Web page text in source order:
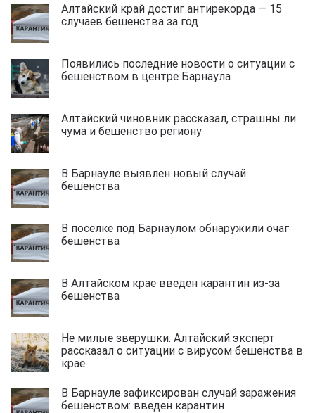
Алтайский край достиг антирекорда — 15
случаев бешенства за год
Появились последние новости о ситуации с
бешенством в центре Барнаула
Алтайский чиновник рассказал, страшны ли
чума и бешенство региону
В Барнауле выявлен новый случай
бешенства
В поселке под Барнаулом обнаружили очаг
бешенства
В Алтайском крае введен карантин из-за
бешенства
Не милые зверушки. Алтайский эксперт
рассказал о ситуации с вирусом бешенства в
крае
В Барнауле зафиксирован случай заражения
бешенством: введен карантин